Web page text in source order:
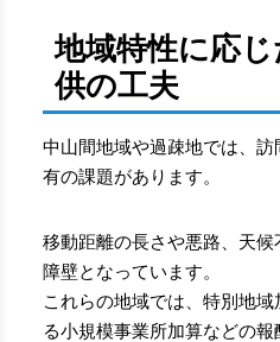
地域特性に応
供の工夫
中山間地域や過疎地では、
有の課題があります。
移動距離の長さや悪路、天
障壁となっています。
これらの地域では、特別地
る小規模事業所加算などの